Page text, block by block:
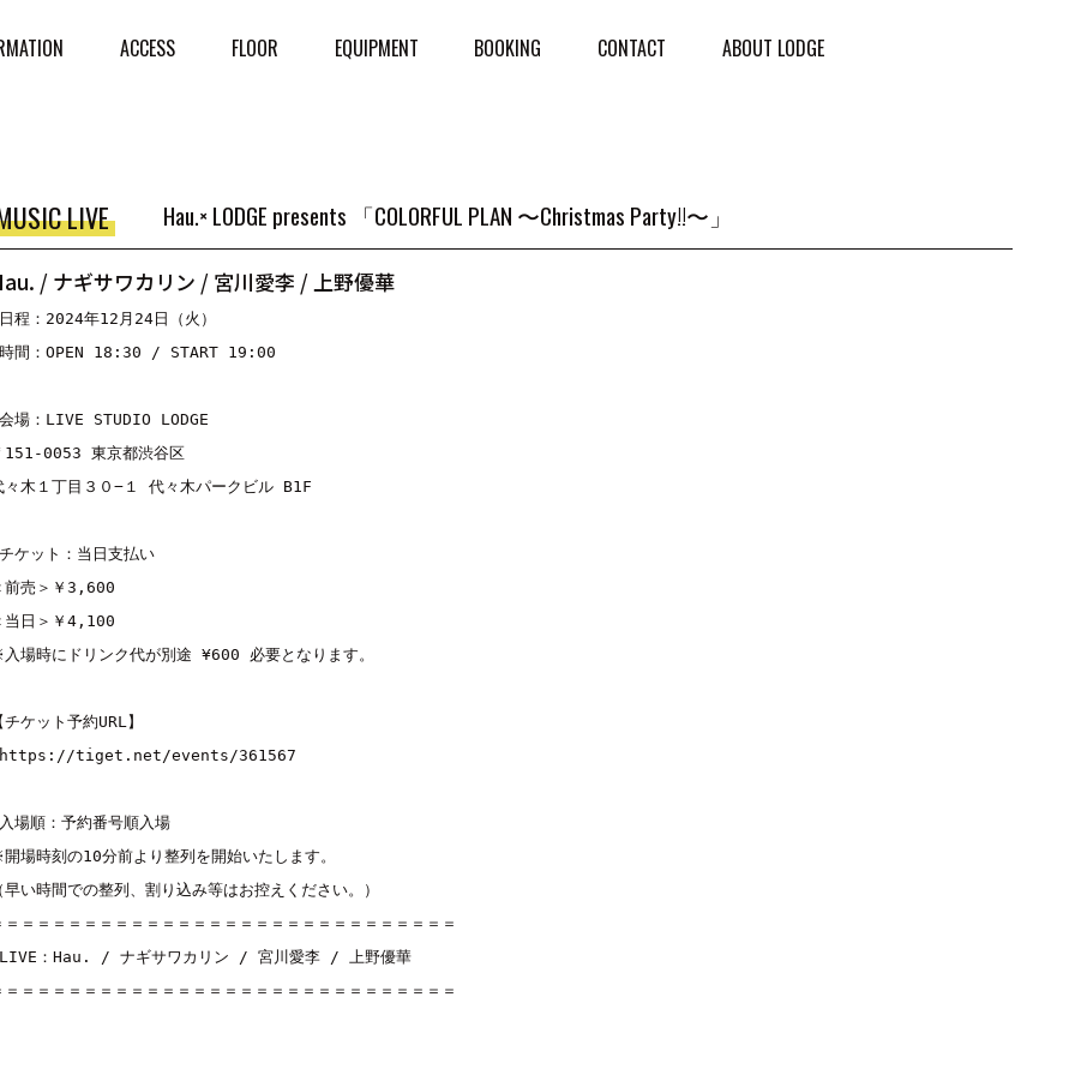
ACCESS FLOOR EQUIPMENT BOOKING CONTACT ABOUT LODGE
LIVE Hau.× LODGE presents 「COLORFUL PLAN 〜Christmas Party!!〜」
/ ナギサワカリン / 宮川愛李 / 上野優華
程：2024年12月24日（火）
間：OPEN 18:30 / START 19:00
場：LIVE STUDIO LODGE
151-0053 東京都渋谷区
々木１丁目３０−１ 代々木パークビル B1F
ケット：当日支払い
前売＞￥3,600
当日＞￥4,100
場時にドリンク代が別途 ¥600 必要となります。
チケット予約URL】
https://tiget.net/events/361567
場順：予約番号順入場
場時刻の10分前より整列を開始いたします。
早い時間での整列、割り込み等はお控えください。）
＝＝＝＝＝＝＝＝＝＝＝＝＝＝＝＝＝＝＝＝＝＝＝＝＝＝＝＝＝
：Hau. / ナギサワカリン / 宮川愛李 /
上野優華
＝＝＝＝＝＝＝＝＝＝＝＝＝＝＝＝＝＝＝＝＝＝＝＝＝＝＝＝＝